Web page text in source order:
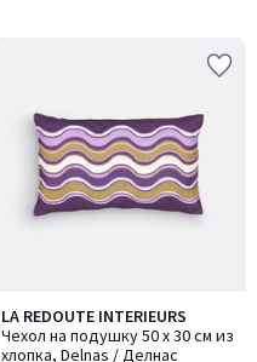
LA REDOUTE INTERIEURS
Чехол на подушку 50 x 30 см из
хлопка, Delnas / Делнас